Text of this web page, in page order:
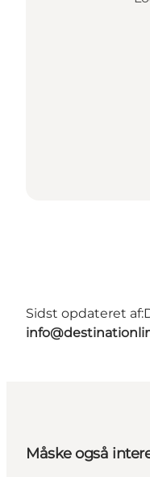
Sidst opdateret af:
Måske også